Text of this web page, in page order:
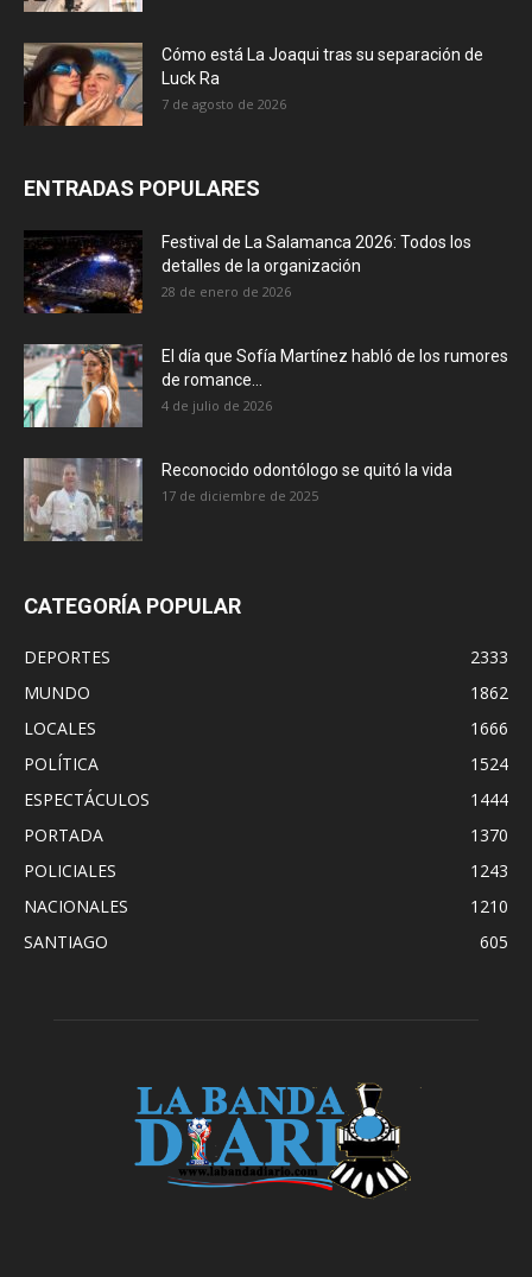
Cómo está La Joaqui tras su separación de
Luck Ra
7 de agosto de 2026
ENTRADAS POPULARES
Festival de La Salamanca 2026: Todos los
detalles de la organización
28 de enero de 2026
El día que Sofía Martínez habló de los rumores
de romance...
4 de julio de 2026
Reconocido odontólogo se quitó la vida
17 de diciembre de 2025
CATEGORÍA POPULAR
DEPORTES
2333
MUNDO
1862
LOCALES
1666
POLÍTICA
1524
ESPECTÁCULOS
1444
PORTADA
1370
POLICIALES
1243
NACIONALES
1210
SANTIAGO
605